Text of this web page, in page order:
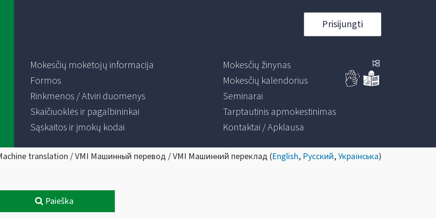
Prisijungti
Mokesčių mokėtojų informacija
Formos
Rinkmenos / Atviri duomenys
Skaičiuoklės ir pagalbininkai
Sąskaitos ir įmokų kodai
Mokesčių žinynas
Mokesčių kalendorius
Seminarai
Tarptautinis apmokestinimas
Kontaktai / Apklausa
translation / VMI Машинный перевод / VMI Машинний переклад (English, Русский,Українська)
Paieška